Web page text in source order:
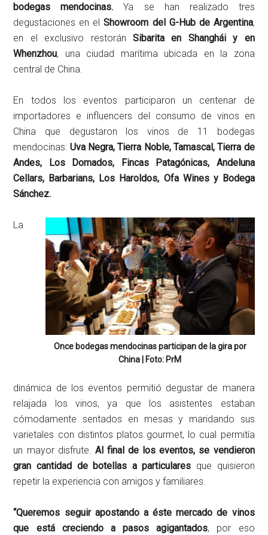
bodegas mendocinas. Ya se han realizado tres
degustaciones en elShowroom del G-Hub de Argentina,
en el exclusivo restorán Sibarita en Shanghái y en
Whenzhou, una ciudad marítima ubicada en la zona
central de China.
En todos los eventos participaron un centenar de
importadores e influencers del consumo de vinos en
China que degustaron los vinos de 11 bodegas
mendocinas: Uva Negra, Tierra Noble, Tamascal, Tierra de
Andes, Los Domados, Fincas Patagónicas, Andeluna
Cellars, Barbarians, Los Haroldos, Ofa Wines y Bodega
Sánchez.
Once bodegas mendocinas participan de la gira por
China | Foto: PrM
La
dinámica de los eventos permitió degustar de manera
relajada los vinos, ya que los asistentes estaban
cómodamente sentados en mesas y maridando sus
varietales con distintos platos gourmet, lo cual permitía
un mayor disfrute. Al final de los eventos, se vendieron
gran cantidad de botellas a particulares que quisieron
repetir la experiencia con amigos y familiares.
“Queremos seguir apostando a éste mercado de vinos
que está creciendo a pasos agigantados, por eso